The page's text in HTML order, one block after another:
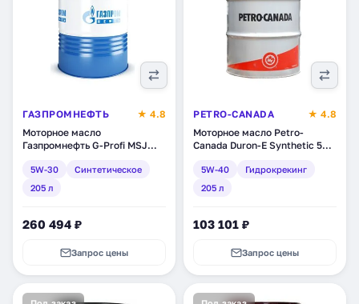
ГАЗПРОМНЕФТЬ
★ 4.8
Моторное масло
Газпромнефть G-Profi MSJ
(253133886)
5W-30
Синтетическое
205 л
260 494 ₽
Запрос цены
PETRO-CANADA
★ 4.8
Моторное масло Petro-
Canada Duron-E Synthetic 5W-
гидрокрекинг, 205 л
(DESYN54DRM)
5W-40
Гидрокрекинг
205 л
103 101 ₽
Запрос цены